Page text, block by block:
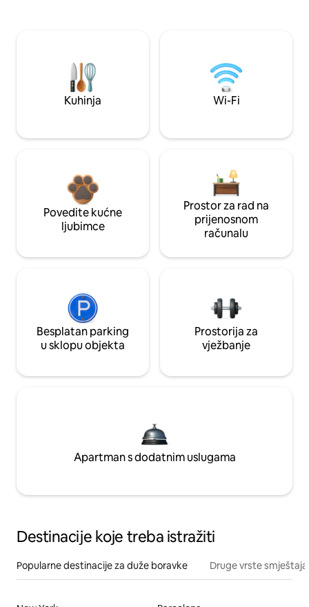
Kuhinja Wi-Fi
Povedite kućne
ljubimce
Prostor za rad na
prijenosnom
računalu
Besplatan parking
u sklopu objekta
Prostorija za
vježbanje
Apartman s dodatnim uslugama
Destinacije koje treba istražiti
Popularne destinacije za duže boravke Druge vrste smještaja